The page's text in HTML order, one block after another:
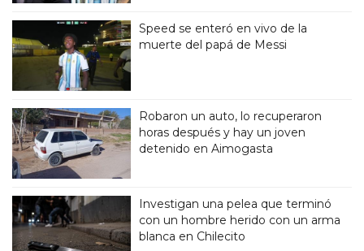
Speed se enteró en vivo de la
muerte del papá de Messi
Robaron un auto, lo recuperaron
horas después y hay un joven
detenido en Aimogasta
Investigan una pelea que terminó
con un hombre herido con un arma
blanca en Chilecito